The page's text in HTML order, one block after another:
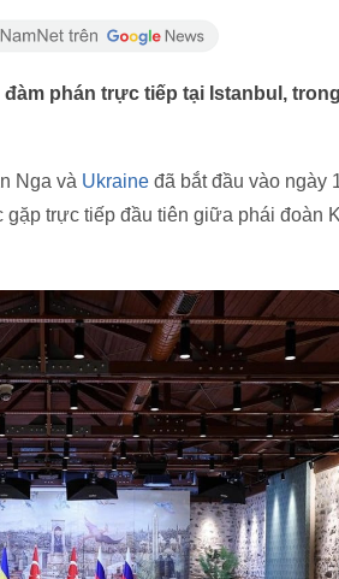
phán trực tiếp tại Istanbul,
Nga và Ukraine đã bắt đầu vào ngày
trực tiếp đầu tiên giữa phái đoàn